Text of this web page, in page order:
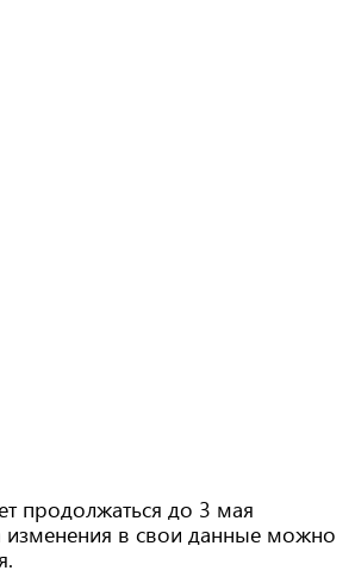
продолжаться до 3 мая
изменения в свои данные можно